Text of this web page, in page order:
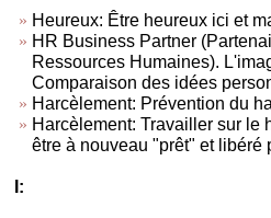
Heureux: Être heureux ici et
HR Business Partner
Ressources Humaines).
Comparaison des idées
Harcèlement: Prévention du
Harcèlement: Travailler sur le
être à nouveau "prêt" et libéré
I: